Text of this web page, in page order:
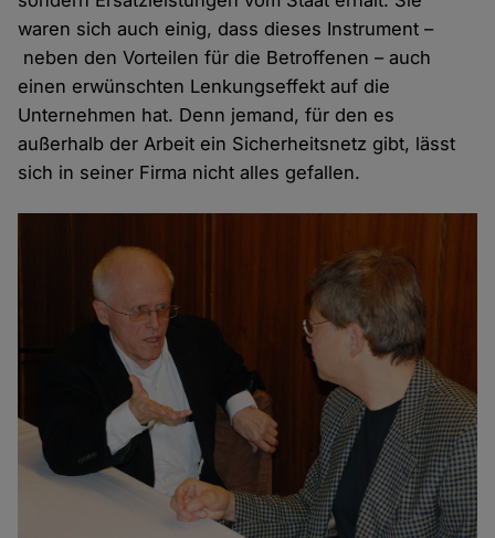
waren sich auch einig, dass dieses Instrument –
neben den Vorteilen für die Betroffenen – auch
einen erwünschten Lenkungseffekt auf die
Unternehmen hat. Denn jemand, für den es
außerhalb der Arbeit ein Sicherheitsnetz gibt, lässt
sich in seiner Firma nicht alles gefallen.